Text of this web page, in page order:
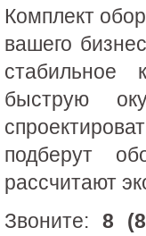
Комплект
вашего
стабильное
быструю
подберут
рассчитают
Звоните: 8